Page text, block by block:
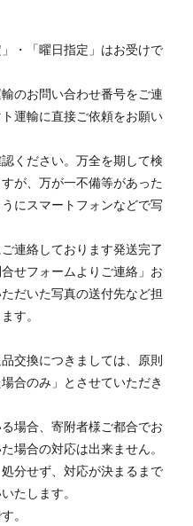
・「曜日指定」はお受けで
のお問い合わせ番号をご連
運輸に直接ご依頼をお願い
ください。万全を期して検
が、万が一不備等があった
にスマートフォンなどで写
連絡しております発送完了
せフォームよりご連絡」お
だいた写真の送付先など担
す。
交換につきましては、原則
合のみ」とさせていただき
場合、寄附者様ご都合でお
場合の対応は出来ません。
分せず、対応が決まるまで
たします。
。